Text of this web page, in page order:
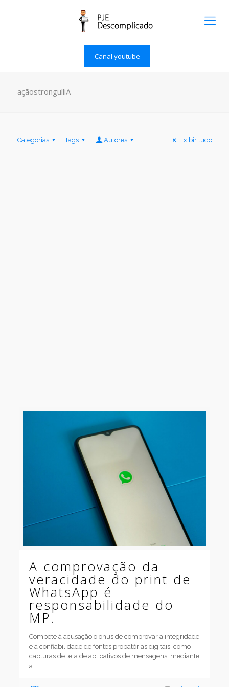
Canal youtube
açãostrongulliA
Categorias Tags Autores Exibir tudo
A comprovação da
veracidade do print de
WhatsApp é
responsabilidade do
MP.
Compete à acusação o ônus de comprovar a integridade
e a confiabilidade de fontes probatórias digitais, como
capturas de tela de aplicativos de mensagens, mediante
a […]